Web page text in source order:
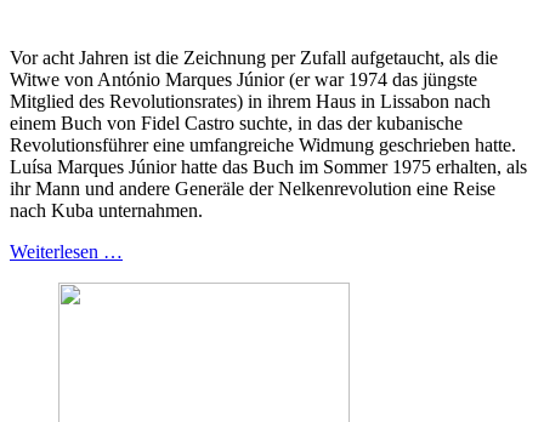
Vor acht Jahren ist die Zeichnung per Zufall aufgetaucht, als die
Witwe von António Marques Júnior (er war 1974 das jüngste
Mitglied des Revolutionsrates) in ihrem Haus in Lissabon nach
einem Buch von Fidel Castro suchte, in das der kubanische
Revolutionsführer eine umfangreiche Widmung geschrieben hatte.
Luísa Marques Júnior hatte das Buch im Sommer 1975 erhalten, als
ihr Mann und andere Generäle der Nelkenrevolution eine Reise
nach Kuba unternahmen.
Weiterlesen …